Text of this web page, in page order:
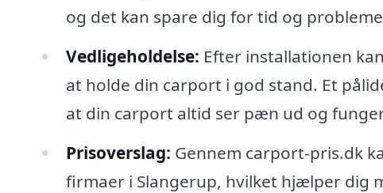
og det kan spare dig for tid og
Vedligeholdelse: Efter installationen
at holde din carport i god stand. Et
at din carport altid ser pæn ud og
Prisoverslag: Gennem carport-pris.dk
firmaer i Slangerup, hvilket hjælper dig